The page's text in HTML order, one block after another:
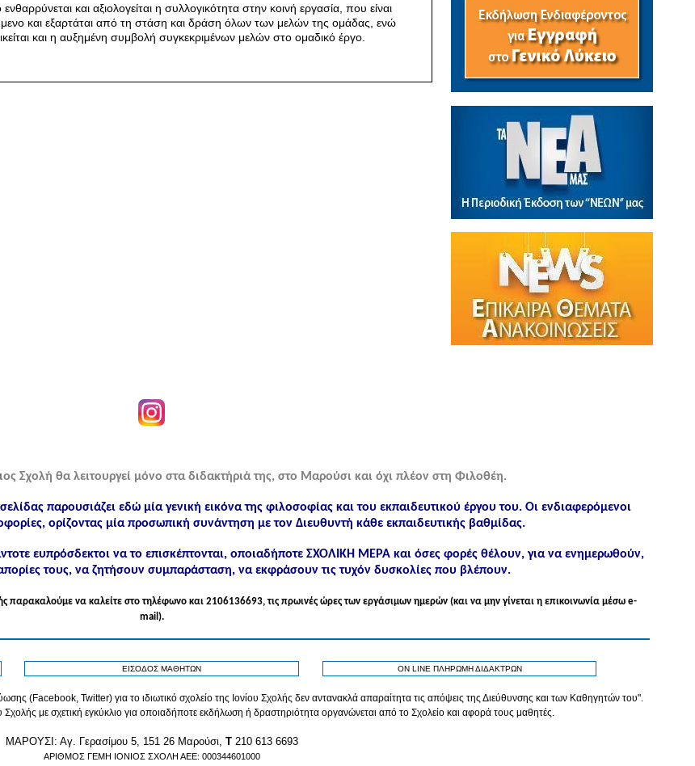
και αξιολογείται η συλλογικότητα στην κοινή εργασία, που είναι
και εξαρτάται από τη στάση και δράση όλων των μελών της ομάδας, ενώ
και η αυξημένη συμβολή συγκεκριμένων μελών στο ομαδικό έργο.
Σχολή θα λειτουργεί μόνο στα διδακτήριά της, στο Μαρούσι και όχι πλέον στη Φιλοθέη.
παρουσιάζει εδώ μία γενική εικόνα της φιλοσοφίας και του εκπαιδευτικού έργου του. Οι ενδιαφερόμενοι
ορίζοντας μία προσωπική συνάντηση με τον Διευθυντή κάθε εκπαιδευτικής βαθμίδας.
ευπρόσδεκτοι να το επισκέπτονται, οποιαδήποτε ΣΧΟΛΙΚΗ ΜΕΡΑ και όσες φορές θέλουν, για να ενημερωθούν,
τους, να ζητήσουν συμπαράσταση, να εκφράσουν τις τυχόν δυσκολίες που βλέπουν.
παρακαλούμε να καλείτε στo τηλέφωνo και 2106136693, τις πρωινές ώρες των εργάσιμων ημερών (και να μην γίνεται η επικοινωνία μέσω e-
mail).
ΕΙΣΟΔΟΣ ΜΑΘΗΤΩΝ ON LINE ΠΛΗΡΩΜΗ ΔΙΔΑΚΤΡΩΝ
(Facebook, Twitter) για το ιδιωτικό σχολείο της Ιονίου Σχολής δεν αντανακλά απαραίτητα τις απόψεις της Διεύθυνσης και των Καθηγητών του".
Σχολής με σχετική εγκύκλιο για οποιαδήποτε εκδήλωση ή δραστηριότητα οργανώνεται από το Σχολείο και αφορά τους μαθητές.
MAPOYΣΙ: Αγ. Γερασίμου 5, 151 26 Μαρούσι, T210 613 6693
ΑΡΙΘΜΟΣ ΓΕΜΗ ΙΟΝΙΟΣ ΣΧΟΛΗ ΑΕΕ: 000344601000